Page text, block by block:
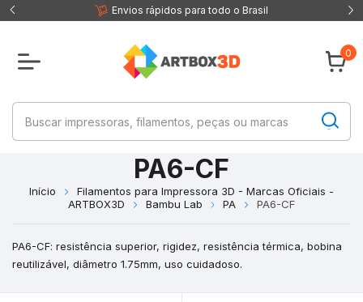
Envios rápidos para todo o Brasil
0
PA6-CF
Início
Filamentos para Impressora 3D - Marcas Oficiais -
ARTBOX3D
Bambu Lab PA PA6-CF
PA6-CF: resistência superior, rigidez, resistência térmica, bobina
reutilizável, diâmetro 1.75mm, uso cuidadoso.